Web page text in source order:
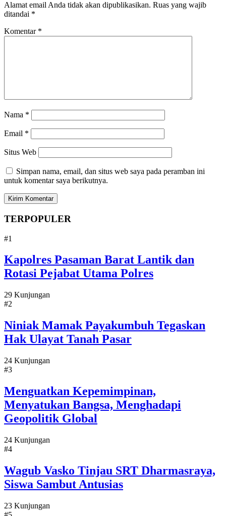
Alamat email Anda tidak akan dipublikasikan. Ruas yang wajib
ditandai *
Komentar *
Nama *
Email *
Situs Web
Simpan nama, email, dan situs web saya pada peramban ini
untuk komentar saya berikutnya.
TERPOPULER
#1
Kapolres Pasaman Barat Lantik dan
Rotasi Pejabat Utama Polres
29 Kunjungan
#2
Niniak Mamak Payakumbuh Tegaskan
Hak Ulayat Tanah Pasar
24 Kunjungan
#3
Menguatkan Kepemimpinan,
Menyatukan Bangsa, Menghadapi
Geopolitik Global
24 Kunjungan
#4
Wagub Vasko Tinjau SRT Dharmasraya,
Siswa Sambut Antusias
23 Kunjungan